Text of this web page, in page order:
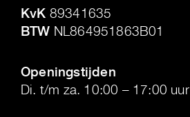
KvK 89341635
BTW NL864951863B01
Openingstijden
Di. t/m za. 10:00 – 17:00 uur